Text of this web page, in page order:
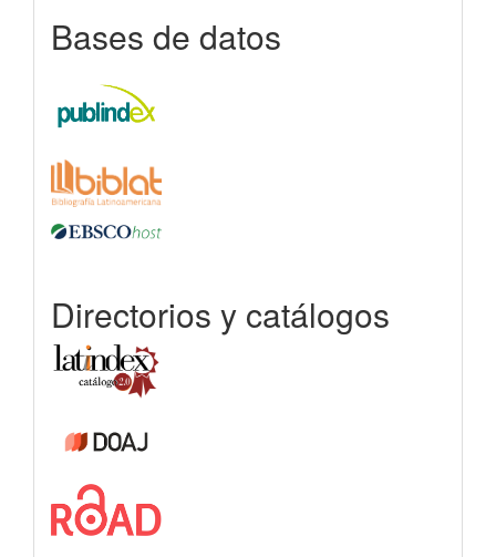
Bases de datos
Directorios y catálogos